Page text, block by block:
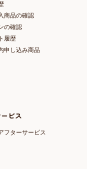
商品の確認
の確認
履歴
申し込み商品
ビス
フターサービス